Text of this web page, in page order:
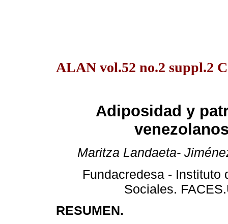
ALAN vol.52 no.2 suppl.2
Adiposidad y
Maritza Landaeta-
Fundacredesa -
Sociales.
RESUMEN.